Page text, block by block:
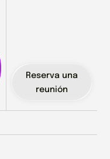
Reserva una
reunión